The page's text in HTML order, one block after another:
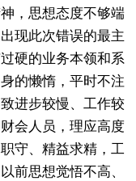
，思想态度不够端
现此次错误的最主
硬的业务本领和系
的懒惰，平时不注
进步较慢、工作较
会人员，理应高度
守、精益求精，工
前思想觉悟不高、